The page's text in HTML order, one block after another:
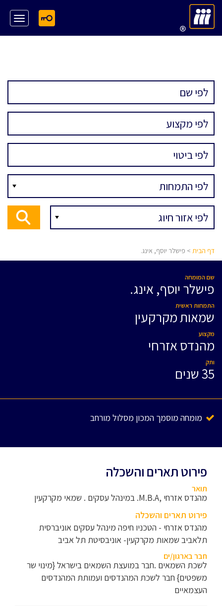
דף הבית > פישלר יוסף, אינג.
שם המומחה
פישלר יוסף, אינג.
התמחות ראשית
שמאות מקרקעין
מקצוע
מהנדס אזרחי
ותק
35 שנים
מומחה מוסמך המכון מסלול מורחב
פירוט תארים והשכלה
תואר
מהנדס אזרחי ,M.B.A. במינהל עסקים . שמאי מקרקעין
פירוט תארים והשכלה
מהנדס אזרחי - הטכניו חיפה מינהל עסקים אוניברסית
תלאביב שמאות מקרקעין- אוניבסיטת תל אביב
חבר בארגון/ים
לשכת השמאים .חבר במועצת השמאים בישראל {מינוי שר
משפטים} חבר לשכת המהנדסים ועמותת המהנדסים
העצמאיים